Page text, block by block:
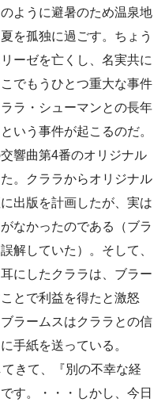
ように避暑のため温泉地
を孤独に過ごす。ちょう
ーゼを亡くし、名実共に
でもうひとつ重大な事件
ラ・シューマンとの長年
いう事件が起こるのだ。
響曲第4番のオリジナル
。クララからオリジナル
出版を計画したが、実は
なかったのである（ブラ
解していた）。そして、
にしたクララは、ブラー
とで利益を得たと激怒
ラームスはクララとの信
手紙を送っている。
きて、『別の不幸な経
す。・・・しかし、今日